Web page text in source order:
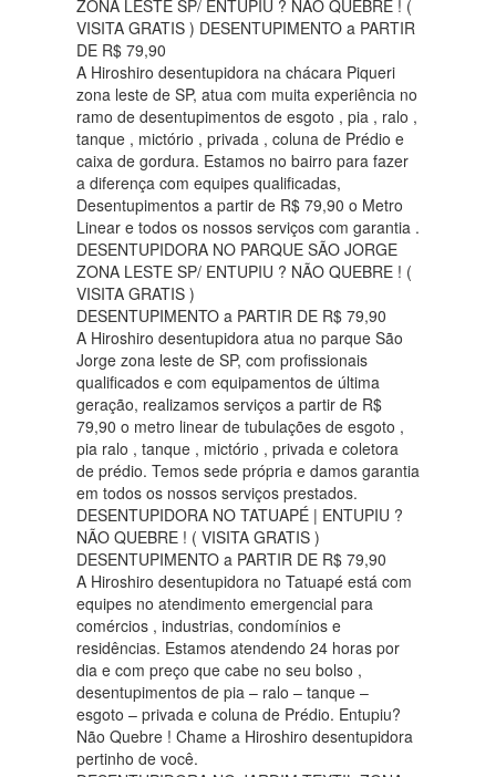
ZONA LESTE SP/ ENTUPIU ? NÃO QUEBRE ! (
VISITA GRATIS ) DESENTUPIMENTO a PARTIR
DE R$ 79,90
A Hiroshiro desentupidora na chácara Piqueri
zona leste de SP, atua com muita experiência no
ramo de desentupimentos de esgoto , pia , ralo ,
tanque , mictório , privada , coluna de Prédio e
caixa de gordura. Estamos no bairro para fazer
a diferença com equipes qualificadas,
Desentupimentos a partir de R$ 79,90 o Metro
Linear e todos os nossos serviços com garantia .
DESENTUPIDORA NO PARQUE SÃO JORGE
ZONA LESTE SP/ ENTUPIU ? NÃO QUEBRE ! (
VISITA GRATIS )
DESENTUPIMENTO a PARTIR DE R$ 79,90
A Hiroshiro desentupidora atua no parque São
Jorge zona leste de SP, com profissionais
qualificados e com equipamentos de última
geração, realizamos serviços a partir de R$
79,90 o metro linear de tubulações de esgoto ,
pia ralo , tanque , mictório , privada e coletora
de prédio. Temos sede própria e damos garantia
em todos os nossos serviços prestados.
DESENTUPIDORA NO TATUAPÉ | ENTUPIU ?
NÃO QUEBRE ! ( VISITA GRATIS )
DESENTUPIMENTO a PARTIR DE R$ 79,90
A Hiroshiro desentupidora no Tatuapé está com
equipes no atendimento emergencial para
comércios , industrias, condomínios e
residências. Estamos atendendo 24 horas por
dia e com preço que cabe no seu bolso ,
desentupimentos de pia – ralo – tanque –
esgoto – privada e coluna de Prédio. Entupiu?
Não Quebre ! Chame a Hiroshiro desentupidora
pertinho de você.